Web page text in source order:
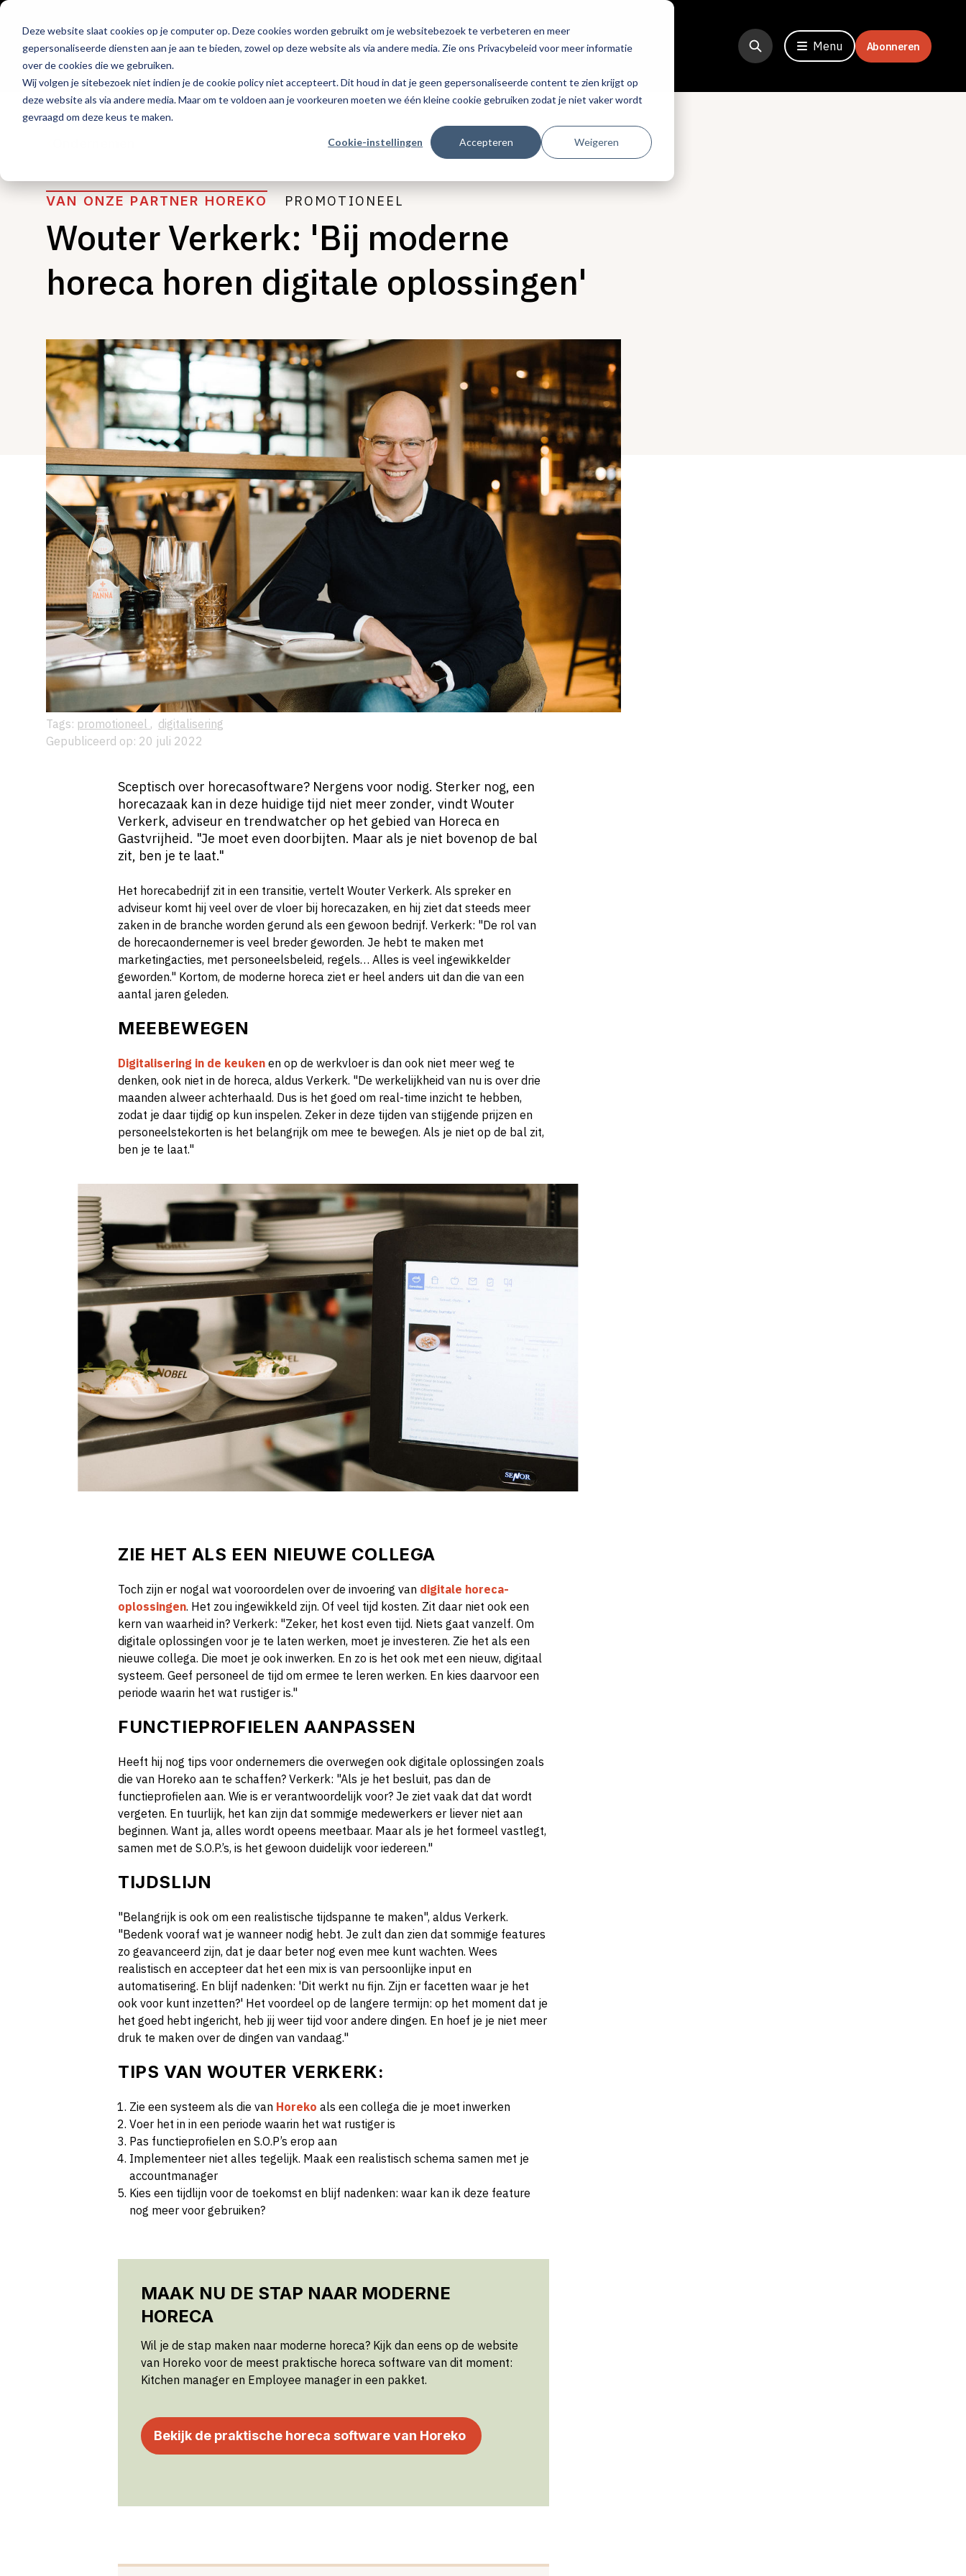
Deze website slaat cookies op je computer op. Deze cookies worden gebruikt om je websitebezoek te verbeteren en meer
gepersonaliseerde diensten aan je aan te bieden, zowel op deze website als via andere media. Zie ons Privacybeleid voor meer informatie
over de cookies die we gebruiken.
Wij volgen je sitebezoek niet indien je de cookie policy niet accepteert. Dit houd in dat je geen gepersonaliseerde content te zien krijgt op
deze website als via andere media. Maar om te voldoen aan je voorkeuren moeten we één kleine cookie gebruiken zodat je niet vaker wordt
gevraagd om deze keus te maken.
Cookie-instellingen Accepteren Weigeren
Hét platform voor
de horeca
Menu Abonneren
VAN ONZE PARTNER HOREKO PROMOTIONEEL
Wouter Verkerk: 'Bij moderne
horeca horen digitale oplossingen'
Tags: promotioneel , digitalisering
Gepubliceerd op: 20 juli 2022
Sceptisch over horecasoftware? Nergens voor nodig. Sterker nog, een
horecazaak kan in deze huidige tijd niet meer zonder, vindt Wouter
Verkerk, adviseur en trendwatcher op het gebied van Horeca en
Gastvrijheid. "Je moet even doorbijten. Maar als je niet bovenop de bal
zit, ben je te laat."
Het horecabedrijf zit in een transitie, vertelt Wouter Verkerk. Als spreker en
adviseur komt hij veel over de vloer bij horecazaken, en hij ziet dat steeds meer
zaken in de branche worden gerund als een gewoon bedrijf. Verkerk: "De rol van
de horecaondernemer is veel breder geworden. Je hebt te maken met
marketingacties, met personeelsbeleid, regels… Alles is veel ingewikkelder
geworden." Kortom, de moderne horeca ziet er heel anders uit dan die van een
aantal jaren geleden.
MEEBEWEGEN
Digitalisering in de keuken en op de werkvloer is dan ook niet meer weg te
denken, ook niet in de horeca, aldus Verkerk. "De werkelijkheid van nu is over drie
maanden alweer achterhaald. Dus is het goed om real-time inzicht te hebben,
zodat je daar tijdig op kun inspelen. Zeker in deze tijden van stijgende prijzen en
personeelstekorten is het belangrijk om mee te bewegen. Als je niet op de bal zit,
ben je te laat."
ZIE HET ALS EEN NIEUWE COLLEGA
Toch zijn er nogal wat vooroordelen over de invoering van digitale horeca-
oplossingen. Het zou ingewikkeld zijn. Of veel tijd kosten. Zit daar niet ook een
kern van waarheid in? Verkerk: "Zeker, het kost even tijd. Niets gaat vanzelf. Om
digitale oplossingen voor je te laten werken, moet je investeren. Zie het als een
nieuwe collega. Die moet je ook inwerken. En zo is het ook met een nieuw, digitaal
systeem. Geef personeel de tijd om ermee te leren werken. En kies daarvoor een
periode waarin het wat rustiger is."
FUNCTIEPROFIELEN AANPASSEN
Heeft hij nog tips voor ondernemers die overwegen ook digitale oplossingen zoals
die van Horeko aan te schaffen? Verkerk: "Als je het besluit, pas dan de
functieprofielen aan. Wie is er verantwoordelijk voor? Je ziet vaak dat dat wordt
vergeten. En tuurlijk, het kan zijn dat sommige medewerkers er liever niet aan
beginnen. Want ja, alles wordt opeens meetbaar. Maar als je het formeel vastlegt,
samen met de S.O.P.’s, is het gewoon duidelijk voor iedereen."
TIJDSLIJN
"Belangrijk is ook om een realistische tijdspanne te maken", aldus Verkerk.
"Bedenk vooraf wat je wanneer nodig hebt. Je zult dan zien dat sommige features
zo geavanceerd zijn, dat je daar beter nog even mee kunt wachten. Wees
realistisch en accepteer dat het een mix is van persoonlijke input en
automatisering. En blijf nadenken: 'Dit werkt nu fijn. Zijn er facetten waar je het
ook voor kunt inzetten?' Het voordeel op de langere termijn: op het moment dat je
het goed hebt ingericht, heb jij weer tijd voor andere dingen. En hoef je je niet meer
druk te maken over de dingen van vandaag."
TIPS VAN WOUTER VERKERK:
Zie een systeem als die van Horeko als een collega die je moet inwerken
Voer het in in een periode waarin het wat rustiger is
Pas functieprofielen en S.O.P’s erop aan
Implementeer niet alles tegelijk. Maak een realistisch schema samen met je
accountmanager
Kies een tijdlijn voor de toekomst en blijf nadenken: waar kan ik deze feature
nog meer voor gebruiken?
MAAK NU DE STAP NAAR MODERNE
HORECA
Wil je de stap maken naar moderne horeca? Kijk dan eens op de website
van Horeko voor de meest praktische horeca software van dit moment:
Kitchen manager en Employee manager in een pakket.
Bekijk de praktische horeca software van Horeko